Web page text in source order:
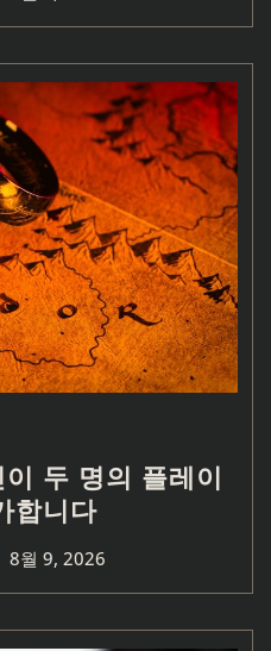
두 명의 플레이
합니다
8월 9, 2026